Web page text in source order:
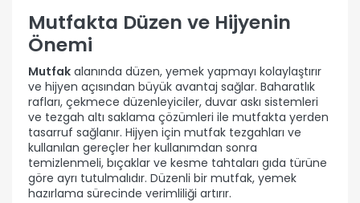
Mutfakta Düzen ve Hijyenin
Önemi
Mutfak alanında düzen, yemek yapmayı kolaylaştırır
ve hijyen açısından büyük avantaj sağlar. Baharatlık
rafları, çekmece düzenleyiciler, duvar askı sistemleri
ve tezgah altı saklama çözümleri ile mutfakta yerden
tasarruf sağlanır. Hijyen için mutfak tezgahları ve
kullanılan gereçler her kullanımdan sonra
temizlenmeli, bıçaklar ve kesme tahtaları gıda türüne
göre ayrı tutulmalıdır. Düzenli bir mutfak, yemek
hazırlama sürecinde verimliliği artırır.